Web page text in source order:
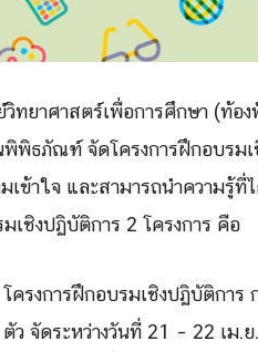
ทยาศาสตร์เพื่อการศึกษา (ท้อ
พิพิธภัณฑ์ จัดโครงการฝึกอบรม
เข้าใจ และสามารถนำความรู้
เชิงปฏิบัติการ 2 โครงการ คือ
โครงการฝึกอบรมเชิงปฏิบัติการ
ตัว จัดระหว่างวันที่ 21 – 22 เม